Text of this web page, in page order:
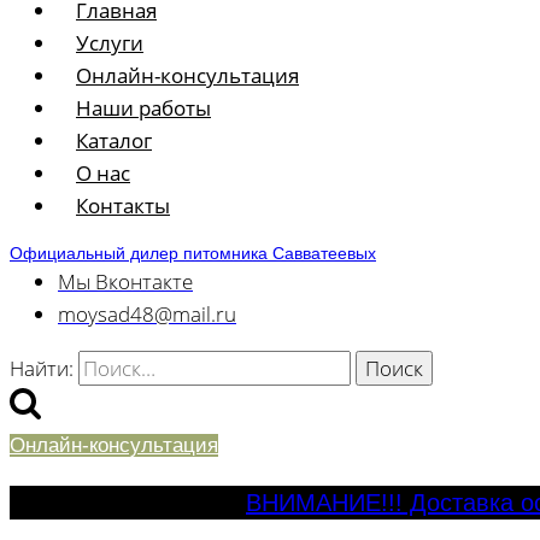
Главная
Услуги
Онлайн-консультация
Наши работы
Каталог
О нас
Контакты
Официальный дилер питомника Савватеевых
Мы Вконтакте
moysad48@mail.ru
Найти:
Онлайн-консультация
ВНИМАНИЕ!!! Доставка